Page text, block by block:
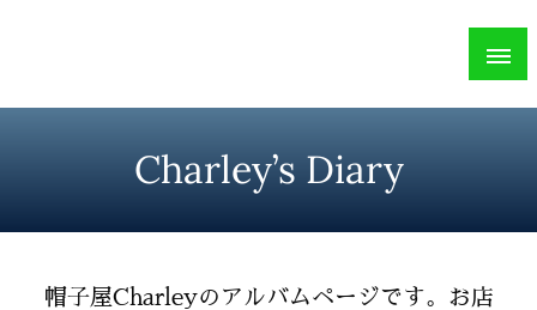
Charley’s Diary
帽子屋Charleyのアルバムページです。お店